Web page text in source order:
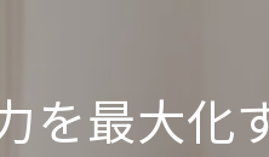
を最大化